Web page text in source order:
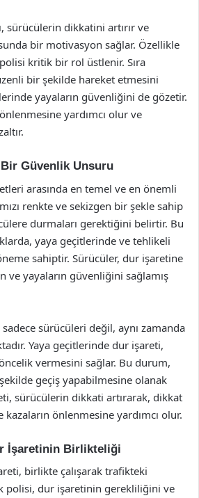
sürücülerin dikkatini artırır ve
bir motivasyon sağlar. Özellikle
kritik bir rol üstlenir. Sıra
bir şekilde hareket etmesini
yayaların güvenliğini de gözetir.
yardımcı olur ve
Güvenlik Unsuru
arasında en temel ve en önemli
renkte ve sekizgen bir şekle sahip
durmaları gerektiğini belirtir. Bu
yaya geçitlerinde ve tehlikeli
sahiptir. Sürücüler, dur işaretine
ve yayaların güvenliğini sağlamış
sürücüleri değil, aynı zamanda
Yaya geçitlerinde dur işareti,
vermesini sağlar. Bu durum,
geçiş yapabilmesine olanak
sürücülerin dikkati artırarak, dikkat
kazaların önlenmesine yardımcı olur.
İşaretinin Birlikteliği
birlikte çalışarak trafikteki
polisi, dur işaretinin gerekliliğini ve